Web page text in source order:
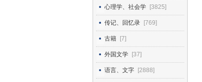
心理学、社会学 [3825]
传记、回忆录 [769]
古籍 [7]
外国文学 [37]
语言、文字 [2888]